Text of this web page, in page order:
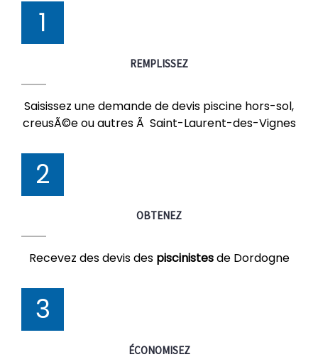
1
REMPLISSEZ
Saisissez une demande de devis piscine hors-sol,
creusÃ©e ou autres Ã Saint-Laurent-des-Vignes
2
OBTENEZ
Recevez des devis des piscinistesde Dordogne
3
ÉCONOMISEZ